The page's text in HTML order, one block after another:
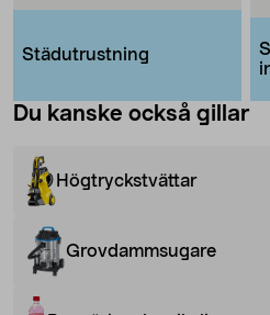
Städutrustning
Du kanske också gillar
Högtryckstvättar
Grovdammsugare